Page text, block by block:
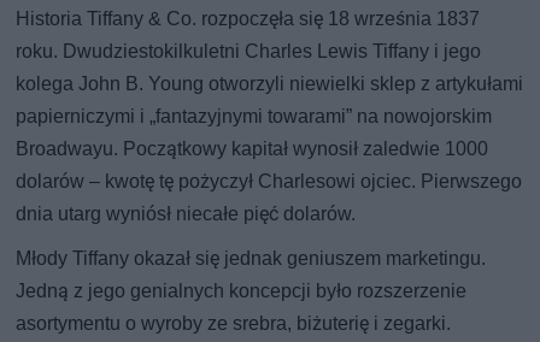
Historia Tiffany & Co. rozpoczęła się 18 września 1837
roku. Dwudziestokilkuletni Charles Lewis Tiffany i jego
kolega John B. Young otworzyli niewielki sklep z artykułami
papierniczymi i „fantazyjnymi towarami” na nowojorskim
Broadwayu. Początkowy kapitał wynosił zaledwie 1000
dolarów – kwotę tę pożyczył Charlesowi ojciec. Pierwszego
dnia utarg wyniósł niecałe pięć dolarów.
Młody Tiffany okazał się jednak geniuszem marketingu.
Jedną z jego genialnych koncepcji było rozszerzenie
asortymentu o wyroby ze srebra, biżuterię i zegarki.